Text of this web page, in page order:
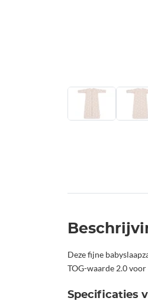
Deze fijne
TOG-waarde 2.0
Specificaties